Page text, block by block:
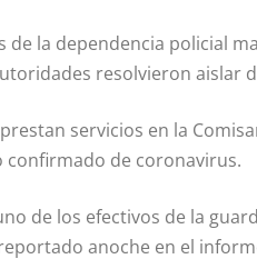
de la dependencia policial
resolvieron aislar
servicios en la
confirmado de coronavirus.
de los efectivos de la
anoche en el